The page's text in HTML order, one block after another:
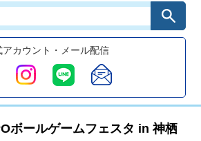
アカウント・メール配信
ボールゲームフェスタ in 神栖